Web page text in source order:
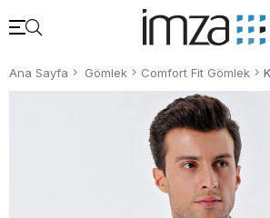
Ana Sayfa Gömlek Comfort Fit Gömlek